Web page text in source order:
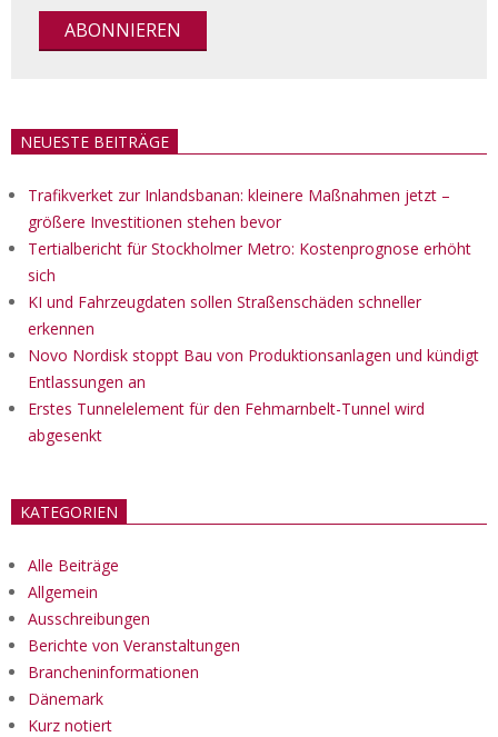
NEUESTE BEITRÄGE
Trafikverket zur Inlandsbanan: kleinere Maßnahmen jetzt –
größere Investitionen stehen bevor
Tertialbericht für Stockholmer Metro: Kostenprognose erhöht
sich
KI und Fahrzeugdaten sollen Straßenschäden schneller
erkennen
Novo Nordisk stoppt Bau von Produktionsanlagen und kündigt
Entlassungen an
Erstes Tunnelelement für den Fehmarnbelt-Tunnel wird
abgesenkt
KATEGORIEN
Alle Beiträge
Allgemein
Ausschreibungen
Berichte von Veranstaltungen
Brancheninformationen
Dänemark
Kurz notiert